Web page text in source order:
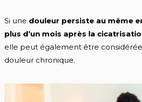
Si une douleur persiste au même
plus d’un mois après la
elle peut également être
douleur chronique.